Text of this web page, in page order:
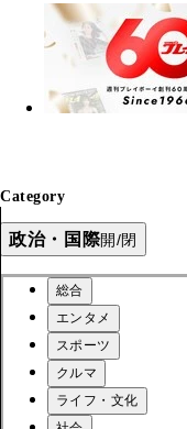
Category
政治・国際開/閉
総合
エンタメ
スポーツ
クルマ
ライフ・文化